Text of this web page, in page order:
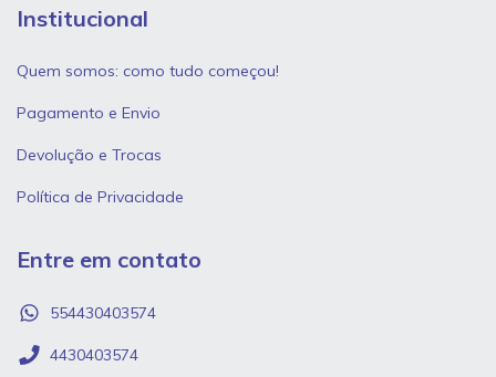
Institucional
Quem somos: como tudo começou!
Pagamento e Envio
Devolução e Trocas
Política de Privacidade
Entre em contato
554430403574
4430403574